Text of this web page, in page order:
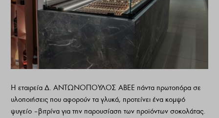
Η εταιρεία Δ. ΑΝΤΩΝΟΠΟΥΛΟΣ ΑΒΕΕ πάντα πρωτοπόρα σε
υλοποιήσεις που αφορούν τα γλυκά, προτείνει ένα κομψό
ψυγείο – βιτρίνα για την παρουσίαση των προϊόντων σοκολάτας.